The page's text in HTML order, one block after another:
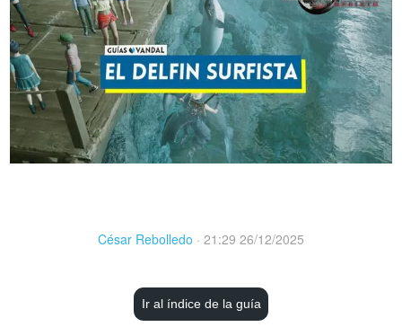
César Rebolledo · 21:29 26/12/2025
Ir al índice de la guía